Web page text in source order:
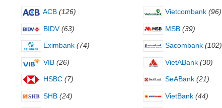
ACB (126) Vietcombank (96)
BIDV (63) MSB (39)
Eximbank (74) Sacombank (102)
VIB (26) VietABank (30)
HSBC (7) SeABank (21)
SHB (24) VietBank (44)